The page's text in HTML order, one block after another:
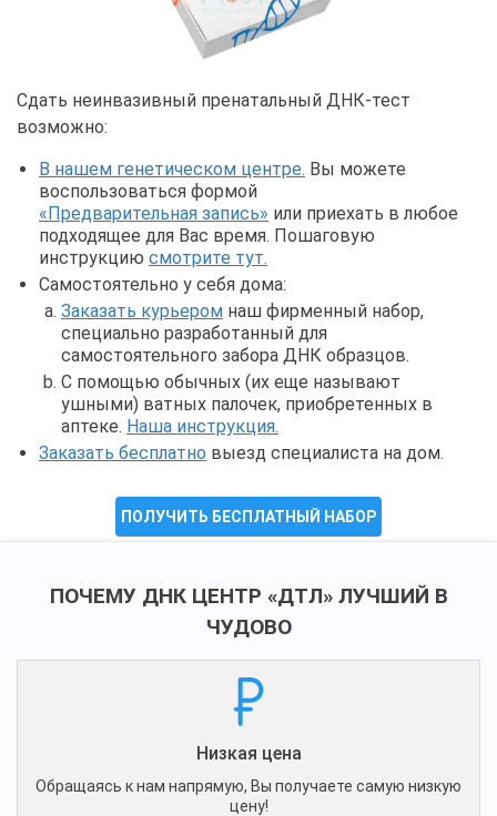
Сдать неинвазивный пренатальный ДНК-тест
возможно:
В нашем генетическом центре. Вы можете
воспользоваться формой
«Предварительная запись» или приехать в любое
подходящее для Вас время. Пошаговую
инструкцию смотрите тут.
Самостоятельно у себя дома:
Заказать курьером наш фирменный набор,
специально разработанный для
самостоятельного забора ДНК образцов.
С помощью обычных (их еще называют
ушными) ватных палочек, приобретенных в
аптеке. Наша инструкция.
Заказать бесплатно выезд специалиста на дом.
ПОЛУЧИТЬ БЕСПЛАТНЫЙ НАБОР
ПОЧЕМУ ДНК ЦЕНТР «ДТЛ» ЛУЧШИЙ В
ЧУДОВО
Низкая цена
Обращаясь к нам напрямую, Вы получаете самую низкую
цену!